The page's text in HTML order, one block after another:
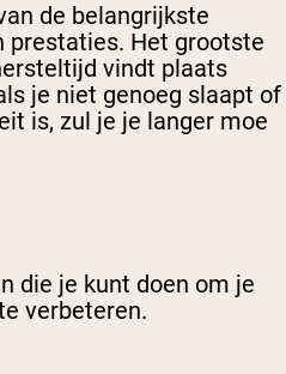
de belangrijkste
prestaties. Het grootste
vindt plaats
je niet genoeg slaapt of
is, zul je je langer moe
die je kunt doen om je
verbeteren.